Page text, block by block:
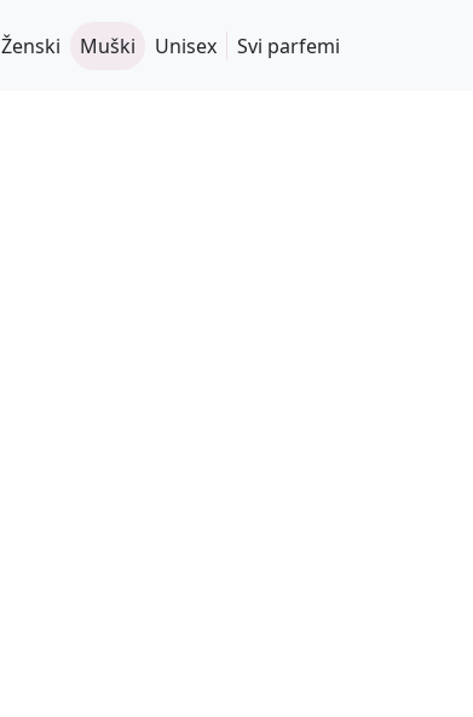
Ženski Muški Unisex Svi parfemi